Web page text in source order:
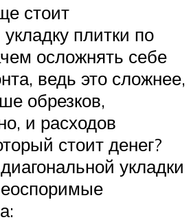
стоит
плитки по
осложнять себе
ведь это сложнее,
обрезков,
и расходов
стоит денег?
укладки